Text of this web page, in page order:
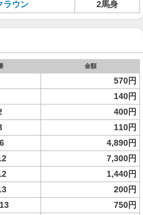
ラウン 2馬身
金額
570円
140円
400円
110円
4,890円
7,300円
1,440円
200円
750円